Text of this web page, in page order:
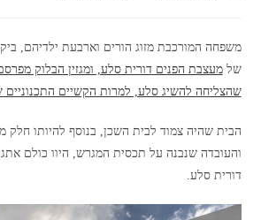
משפחה המורכבת מזוג הורים וארבעת ילדיהם,
שלמעצבת הפנים דורית סלע, ומגזין הבלוק
שהצליחה להשיג סלע, למרות הקשיים
הבית שהיה צמוד לבית השכן, בנוסף להיותו חלק
והעובדה שנבנה על תכסית המגרש, היוו כולם
דורית סלע.